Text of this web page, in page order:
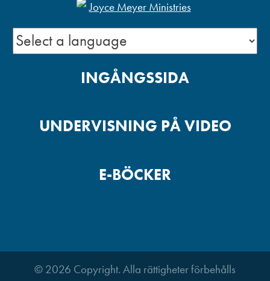
INGÅNGSSIDA
UNDERVISNING PÅ VIDEO
E-BÖCKER
© 2026 Copyright. Alla rättigheter förbehålls